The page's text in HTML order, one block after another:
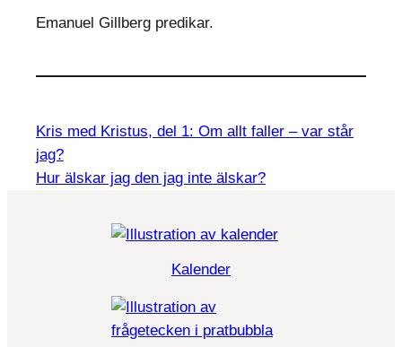
Emanuel Gillberg predikar.
Kris med Kristus, del 1: Om allt faller – var står
jag?
Hur älskar jag den jag inte älskar?
Kalender